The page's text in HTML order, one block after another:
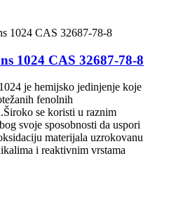
1024 CAS 32687-78-8
je hemijsko jedinjenje koje
fenolnih
se koristi u raznim
svoje sposobnosti da uspori
materijala uzrokovanu
i reaktivnim vrstama